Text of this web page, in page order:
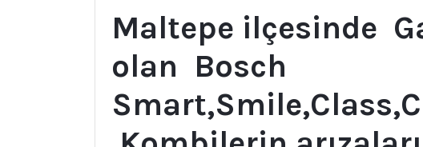
Maltepe ilçesinde
olan Bosch